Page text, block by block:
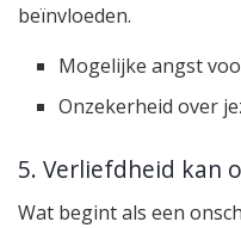
beïnvloeden.
Mogelijke angst
Onzekerheid over
5. Verliefdheid kan
Wat begint als een